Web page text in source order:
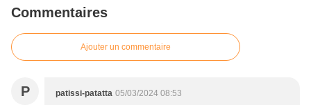
Commentaires
Ajouter un commentaire
P patissi-patatta 05/03/2024 08:53